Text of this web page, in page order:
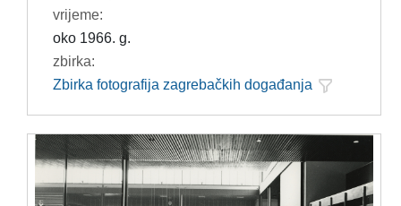
vrijeme:
oko 1966. g.
zbirka:
Zbirka fotografija zagrebačkih događanja